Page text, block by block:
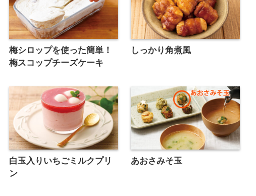
梅シロップを使った簡単！
梅スコップチーズケーキ
しっかり角煮風
白玉入りいちごミルクプリ
ン
あおさみそ玉